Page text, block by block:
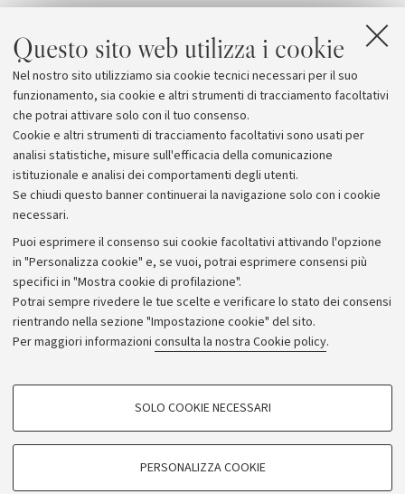
Questo sito web utilizza i cookie
Nel nostro sito utilizziamo sia cookie tecnici necessari per il suo
funzionamento, sia cookie e altri strumenti di tracciamento facoltativi
che potrai attivare solo con il tuo consenso.
Cookie e altri strumenti di tracciamento facoltativi sono usati per
analisi statistiche, misure sull'efficacia della comunicazione
istituzionale e analisi dei comportamenti degli utenti.
Se chiudi questo banner continuerai la navigazione solo con i cookie
necessari.
Puoi esprimere il consenso sui cookie facoltativi attivando l'opzione
in "Personalizza cookie" e, se vuoi, potrai esprimere consensi più
specifici in "Mostra cookie di profilazione".
Potrai sempre rivedere le tue scelte e verificare lo stato dei consensi
rientrando nella sezione "Impostazione cookie" del sito.
Per maggiori informazioni consulta la nostra Cookie policy.
COOKIE DI PROFILAZIONE - FACOLTATIVI
SOLO COOKIE NECESSARI
PERSONALIZZA COOKIE
: componenti consiliari sono
Cristina Balboni, Caterina Utili, Piergiacomo Sibiano, e
Alessandra Locatelli; mentre componenti senatoriali
sono Carmine Casella, Stefano Biosa, Andrea Segrè, e
Francesca Zannotti.
Archivio
Comunicati stampa
Redazione
Rassegna stampa
© Copyright 2026 - ALMA MATER STUDIORUM - Università di